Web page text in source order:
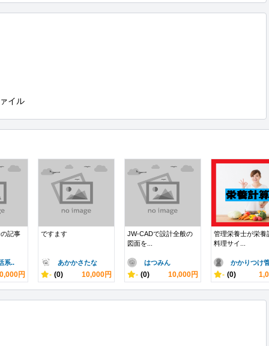
イル
記事
系..
円
ですます
あかかさたな
- (0) 10,000円
JW-CADで設計全般の
図面を...
はつみん
- (0) 10,000円
管理栄養士が栄養
料理サイ...
かかりつけ
- (0)